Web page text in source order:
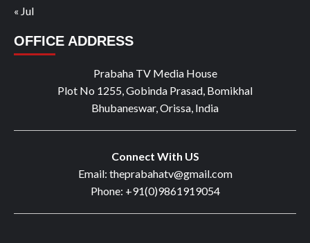
« Jul
OFFICE ADDRESS
Prabaha TV Media House
Plot No 1255, Gobinda Prasad, Bomikhal
Bhubaneswar, Orissa, India
Connect With US
Email: theprabahatv@gmail.com
Phone: +91(0)9861919054